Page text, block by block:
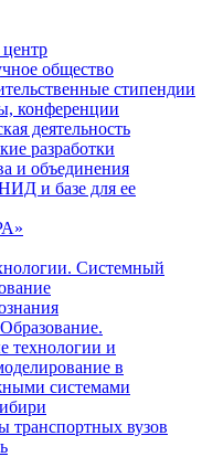
общество
стипендии
конференции
деятельность
разработки
и объединения
и базе для ее
Системный
технологии и
в
системами
транспортных вузов